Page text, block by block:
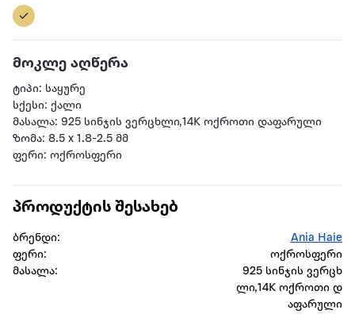
მოკლე აღწერა
ტიპი: საყურე
სქესი: ქალი
მასალა: 925 სინჯის ვერცხლი,14K ოქროთი დაფარული
ზომა: 8.5 x 1.8-2.5 მმ
ფერი: ოქროსფერი
პროდუქტის შესახებ
ბრენდი:
Ania Haie
ფერი:
ოქროსფერი
მასალა:
925 სინჯის ვერცხ
ლი,14K ოქროთი დ
აფარული